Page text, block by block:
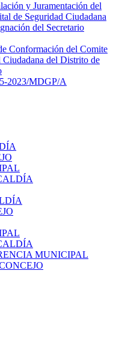
y Juramentación del
de Seguridad Ciudadana
del Secretario
Conformación del Comite
Ciudadana del Distrito de
2023/MDGP/A
MUNICIPAL